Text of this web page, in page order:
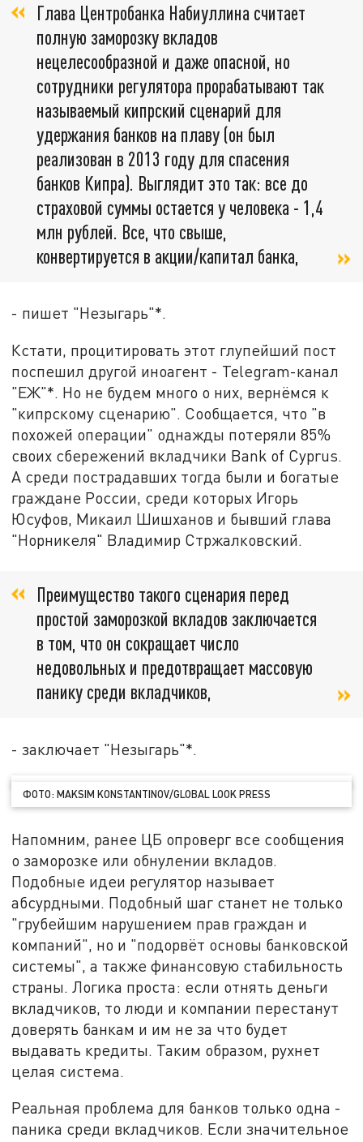
Глава Центробанка Набиуллина считает
полную заморозку вкладов
нецелесообразной и даже опасной, но
сотрудники регулятора прорабатывают так
называемый кипрский сценарий для
удержания банков на плаву (он был
реализован в 2013 году для спасения
банков Кипра). Выглядит это так: все до
страховой суммы остается у человека - 1,4
млн рублей. Все, что свыше,
конвертируется в акции/капитал банка,
- пишет "Незыгарь"*.
Кстати, процитировать этот глупейший пост
поспешил другой иноагент - Telegram-канал
"ЕЖ"*. Но не будем много о них, вернёмся к
"кипрскому сценарию". Сообщается, что "в
похожей операции" однажды потеряли 85%
своих сбережений вкладчики Bank of Cyprus.
А среди пострадавших тогда были и богатые
граждане России, среди которых Игорь
Юсуфов, Микаил Шишханов и бывший глава
"Норникеля" Владимир Стржалковский.
Преимущество такого сценария перед
простой заморозкой вкладов заключается
в том, что он сокращает число
недовольных и предотвращает массовую
панику среди вкладчиков,
- заключает "Незыгарь"*.
ФОТО: MAKSIM KONSTANTINOV/GLOBAL LOOK PRESS
Напомним, ранее ЦБ опроверг все сообщения
о заморозке или обнулении вкладов.
Подобные идеи регулятор называет
абсурдными. Подобный шаг станет не только
"грубейшим нарушением прав граждан и
компаний", но и "подорвёт основы банковской
системы", а также финансовую стабильность
страны. Логика проста: если отнять деньги
вкладчиков, то люди и компании перестанут
доверять банкам и им не за что будет
выдавать кредиты. Таким образом, рухнет
целая система.
Реальная проблема для банков только одна -
паника среди вкладчиков. Если значительное